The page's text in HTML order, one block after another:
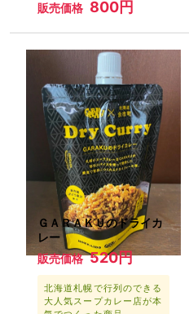
販売価格 800円
ＧＡＲＡＫＵのドライカ
レー
販売価格 520円
北海道札幌で行列のできる
大人気スープカレー店が本